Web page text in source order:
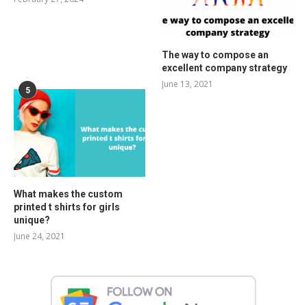
The way to compose an
excellent company strategy
June 13, 2021
5
What makes the custom
printed t shirts for girls
unique?
June 24, 2021